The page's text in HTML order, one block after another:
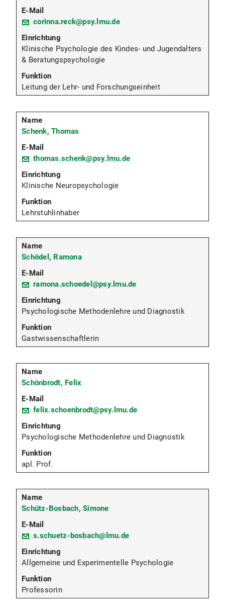
corinna.reck@psy.lmu.de
Klinische Psychologie des Kindes- und Jugendalters
& Beratungspsychologie
Leitung der Lehr- und Forschungseinheit
Schenk, Thomas
thomas.schenk@psy.lmu.de
Klinische Neuropsychologie
Lehrstuhlinhaber
Schödel, Ramona
ramona.schoedel@psy.lmu.de
Psychologische Methodenlehre und Diagnostik
Gastwissenschaftlerin
Schönbrodt, Felix
felix.schoenbrodt@psy.lmu.de
Psychologische Methodenlehre und Diagnostik
apl. Prof.
Schütz-Bosbach, Simone
s.schuetz-bosbach@lmu.de
Allgemeine und Experimentelle Psychologie
Professorin